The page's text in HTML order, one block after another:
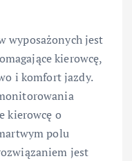
wyposażonych jest
kierowcę,
i komfort jazdy.
kierowcę o
polu
jest